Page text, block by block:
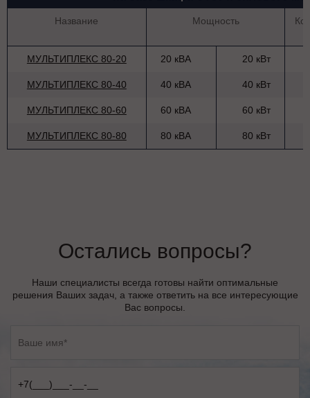
Название Мощность
МУЛЬТИПЛЕКС 80-20 20 кВА 20 кВт
МУЛЬТИПЛЕКС 80-40 40 кВА 40 кВт
МУЛЬТИПЛЕКС 80-60 60 кВА 60 кВт
МУЛЬТИПЛЕКС 80-80 80 кВА 80 кВт
Остались вопросы?
Наши специалисты всегда готовы найти оптимальные
решения Ваших задач, а также ответить на все интересующие
Вас вопросы.